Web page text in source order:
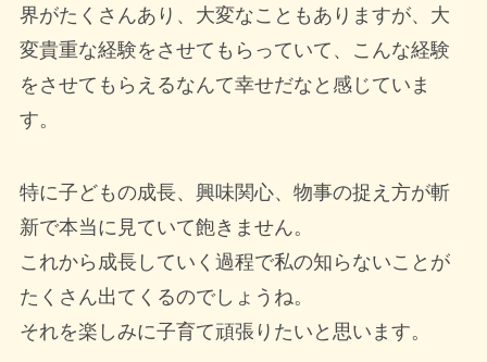
界がたくさんあり、大変なこともありますが、大
変貴重な経験をさせてもらっていて、こんな経験
をさせてもらえるなんて幸せだなと感じていま
す。
特に子どもの成長、興味関心、物事の捉え方が斬
新で本当に見ていて飽きません。
これから成長していく過程で私の知らないことが
たくさん出てくるのでしょうね。
それを楽しみに子育て頑張りたいと思います。